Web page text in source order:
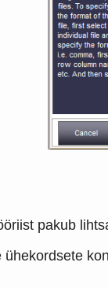
pakub
ühekordsete